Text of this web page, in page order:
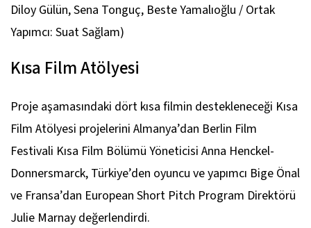
Diloy Gülün, Sena Tonguç, Beste Yamalıoğlu / Ortak
Yapımcı: Suat Sağlam)
Kısa Film Atölyesi
Proje aşamasındaki dört kısa filmin destekleneceği Kısa
Film Atölyesi projelerini Almanya’dan Berlin Film
Festivali Kısa Film Bölümü Yöneticisi Anna Henckel-
Donnersmarck, Türkiye’den oyuncu ve yapımcı Bige Önal
ve Fransa’dan European Short Pitch Program Direktörü
Julie Marnay değerlendirdi.